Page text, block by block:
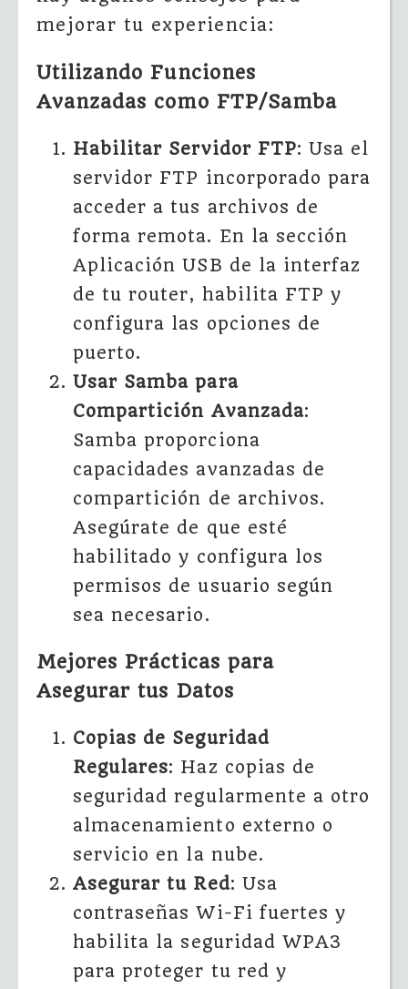
mejorar tu experiencia:
Utilizando Funciones
Avanzadas como FTP/Samba
Habilitar Servidor FTP: Usa el
servidor FTP incorporado para
acceder a tus archivos de
forma remota. En la sección
Aplicación USB de la interfaz
de tu router, habilita FTP y
configura las opciones de
puerto.
Usar Samba para
Compartición Avanzada:
Samba proporciona
capacidades avanzadas de
compartición de archivos.
Asegúrate de que esté
habilitado y configura los
permisos de usuario según
sea necesario.
Mejores Prácticas para
Asegurar tus Datos
Copias de Seguridad
Regulares: Haz copias de
seguridad regularmente a otro
almacenamiento externo o
servicio en la nube.
Asegurar tu Red: Usa
contraseñas Wi-Fi fuertes y
habilita la seguridad WPA3
para proteger tu red y